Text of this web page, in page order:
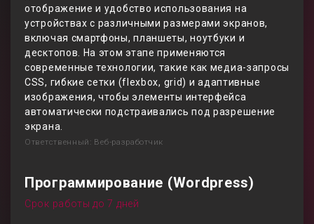
отображение и удобство использования на
устройствах с различными размерами экранов,
включая смартфоны, планшеты, ноутбуки и
десктопов. На этом этапе применяются
современные технологии, такие как медиа-запросы
CSS, гибкие сетки (flexbox, grid) и адаптивные
изображения, чтобы элементы интерфейса
автоматически подстраивались под разрешение
экрана.
Ответственный: Веб-разработчик
Программирование (Wordpress)
Срок работы до 7 дней